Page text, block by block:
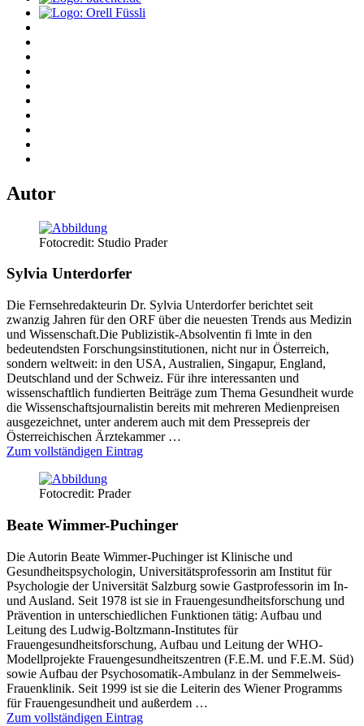
Autor
Fotocredit: Studio Prader
Sylvia Unterdorfer
Die Fernsehredakteurin Dr. Sylvia Unterdorfer berichtet seit
zwanzig Jahren für den ORF über die neuesten Trends aus Medizin
und Wissenschaft.Die Publizistik-Absolventin fi lmte in den
bedeutendsten Forschungsinstitutionen, nicht nur in Österreich,
sondern weltweit: in den USA, Australien, Singapur, England,
Deutschland und der Schweiz. Für ihre interessanten und
wissenschaftlich fundierten Beiträge zum Thema Gesundheit wurde
die Wissenschaftsjournalistin bereits mit mehreren Medienpreisen
ausgezeichnet, unter anderem auch mit dem Pressepreis der
Österreichischen Ärztekammer …
Zum vollständigen Eintrag
Fotocredit: Prader
Beate Wimmer-Puchinger
Die Autorin Beate Wimmer-Puchinger ist Klinische und
Gesundheitspsychologin, Universitätsprofessorin am Institut für
Psychologie der Universität Salzburg sowie Gastprofessorin im In-
und Ausland. Seit 1978 ist sie in Frauengesundheitsforschung und
Prävention in unterschiedlichen Funktionen tätig: Aufbau und
Leitung des Ludwig-Boltzmann-Institutes für
Frauengesundheitsforschung, Aufbau und Leitung der WHO-
Modellprojekte Frauengesundheitszentren (F.E.M. und F.E.M. Süd)
sowie Aufbau der Psychosomatik-Ambulanz in der Semmelweis-
Frauenklinik. Seit 1999 ist sie die Leiterin des Wiener Programms
für Frauengesundheit und außerdem …
Zum vollständigen Eintrag